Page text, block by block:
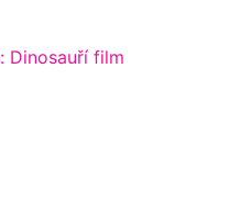
Dinosauří film